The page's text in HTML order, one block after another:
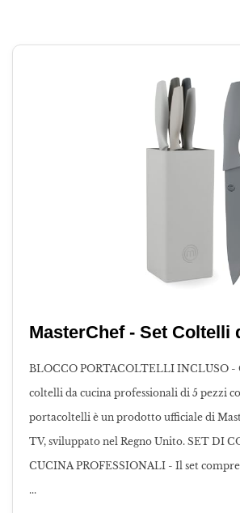
MasterChef - Set Coltelli
BLOCCO PORTACOLTELLI INCLUSO -
coltelli da cucina professionali di 5 pezzi
portacoltelli è un prodotto ufficiale di
TV, sviluppato nel Regno Unito. SET DI
CUCINA PROFESSIONALI - Il set
...